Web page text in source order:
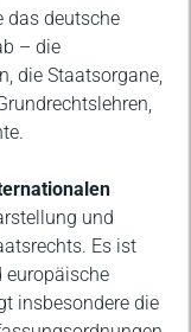
das deutsche
– die
die Staatsorgane,
und
Es ist
europäische
insbesondere die